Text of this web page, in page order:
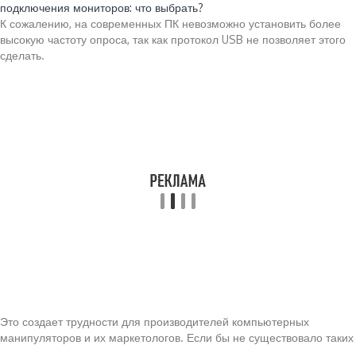
подключения мониторов: что выбрать?
К сожалению, на современных ПК невозможно установить более
высокую частоту опроса, так как протокол USB не позволяет этого
сделать.
Это создает трудности для производителей компьютерных
манипуляторов и их маркетологов. Если бы не существовало таких